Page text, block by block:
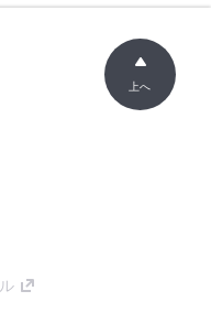
上へ